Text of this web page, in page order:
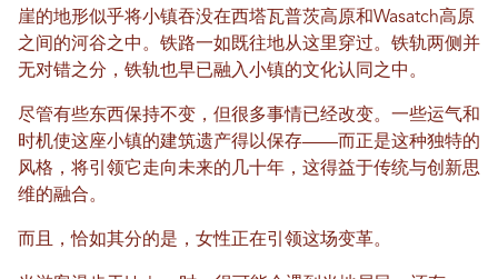
崖的地形似乎将小镇吞没在西塔瓦普茨高原和Wasatch高原
之间的河谷之中。铁路一如既往地从这里穿过。铁轨两侧并
无对错之分，铁轨也早已融入小镇的文化认同之中。
尽管有些东西保持不变，但很多事情已经改变。一些运气和
时机使这座小镇的建筑遗产得以保存——而正是这种独特的
风格，将引领它走向未来的几十年，这得益于传统与创新思
维的融合。
而且，恰如其分的是，女性正在引领这场变革。